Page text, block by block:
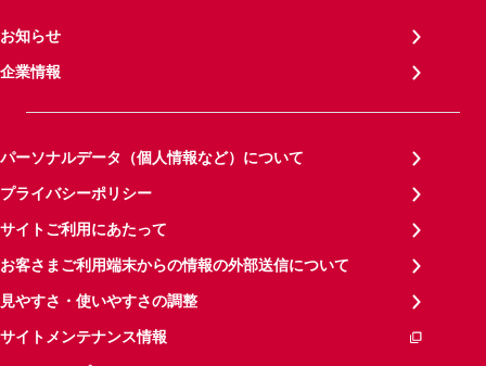
お知らせ
企業情報
パーソナルデータ（個人情報など）について
プライバシーポリシー
サイトご利用にあたって
お客さまご利用端末からの情報の外部送信について
見やすさ・使いやすさの調整
サイトメンテナンス情報